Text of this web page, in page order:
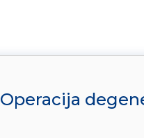
Operacija